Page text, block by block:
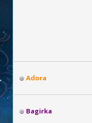
Adora
Bagirka